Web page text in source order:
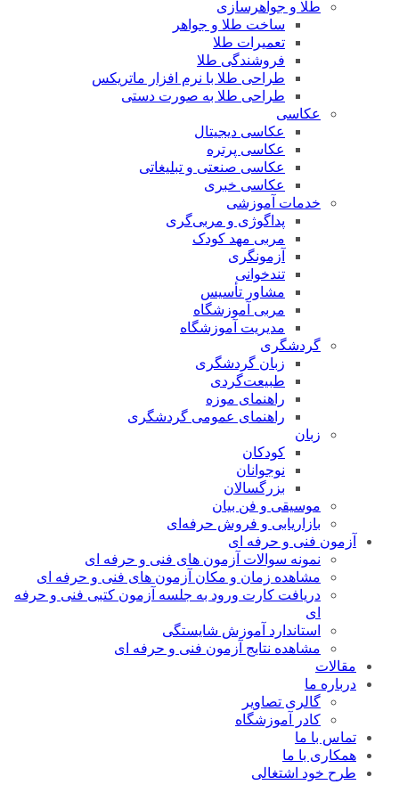
طلا و جواهرسازی
ساخت طلا و جواهر
تعمیرات طلا
فروشندگی طلا
طراحی طلا با نرم افزار ماتریکس
طراحی طلا به صورت دستی
عکاسی
عکاسی دیجیتال
عکاسی پرتره
عکاسی صنعتی و تبلیغاتی
عکاسی خبری
خدمات آموزشی
پداگوژی و مربی‌گری
مربی مهد کودک
آزمونگری
تندخوانی
مشاور تأسیس
مربی آموزشگاه
مدیریت آموزشگاه
گردشگری
زبان گردشگری
طبیعت‌گردی
راهنمای موزه
راهنمای عمومی گردشگری
زبان
کودکان
نوجوانان
بزرگسالان
موسیقی و فن بیان
بازاریابی و فروش حرفه‌ای
آزمون فنی و حرفه ای
نمونه سوالات آزمون های فنی و حرفه ای
مشاهده زمان و مکان آزمون های فنی و حرفه ای
دریافت کارت ورود به جلسه آزمون کتبی فنی و حرفه
ای
استاندارد آموزش شایستگی
مشاهده نتایج آزمون فنی و حرفه ای
مقالات
درباره ما
گالری تصاویر
کادر آموزشگاه
تماس با ما
همکاری با ما
طرح خود اشتغالی